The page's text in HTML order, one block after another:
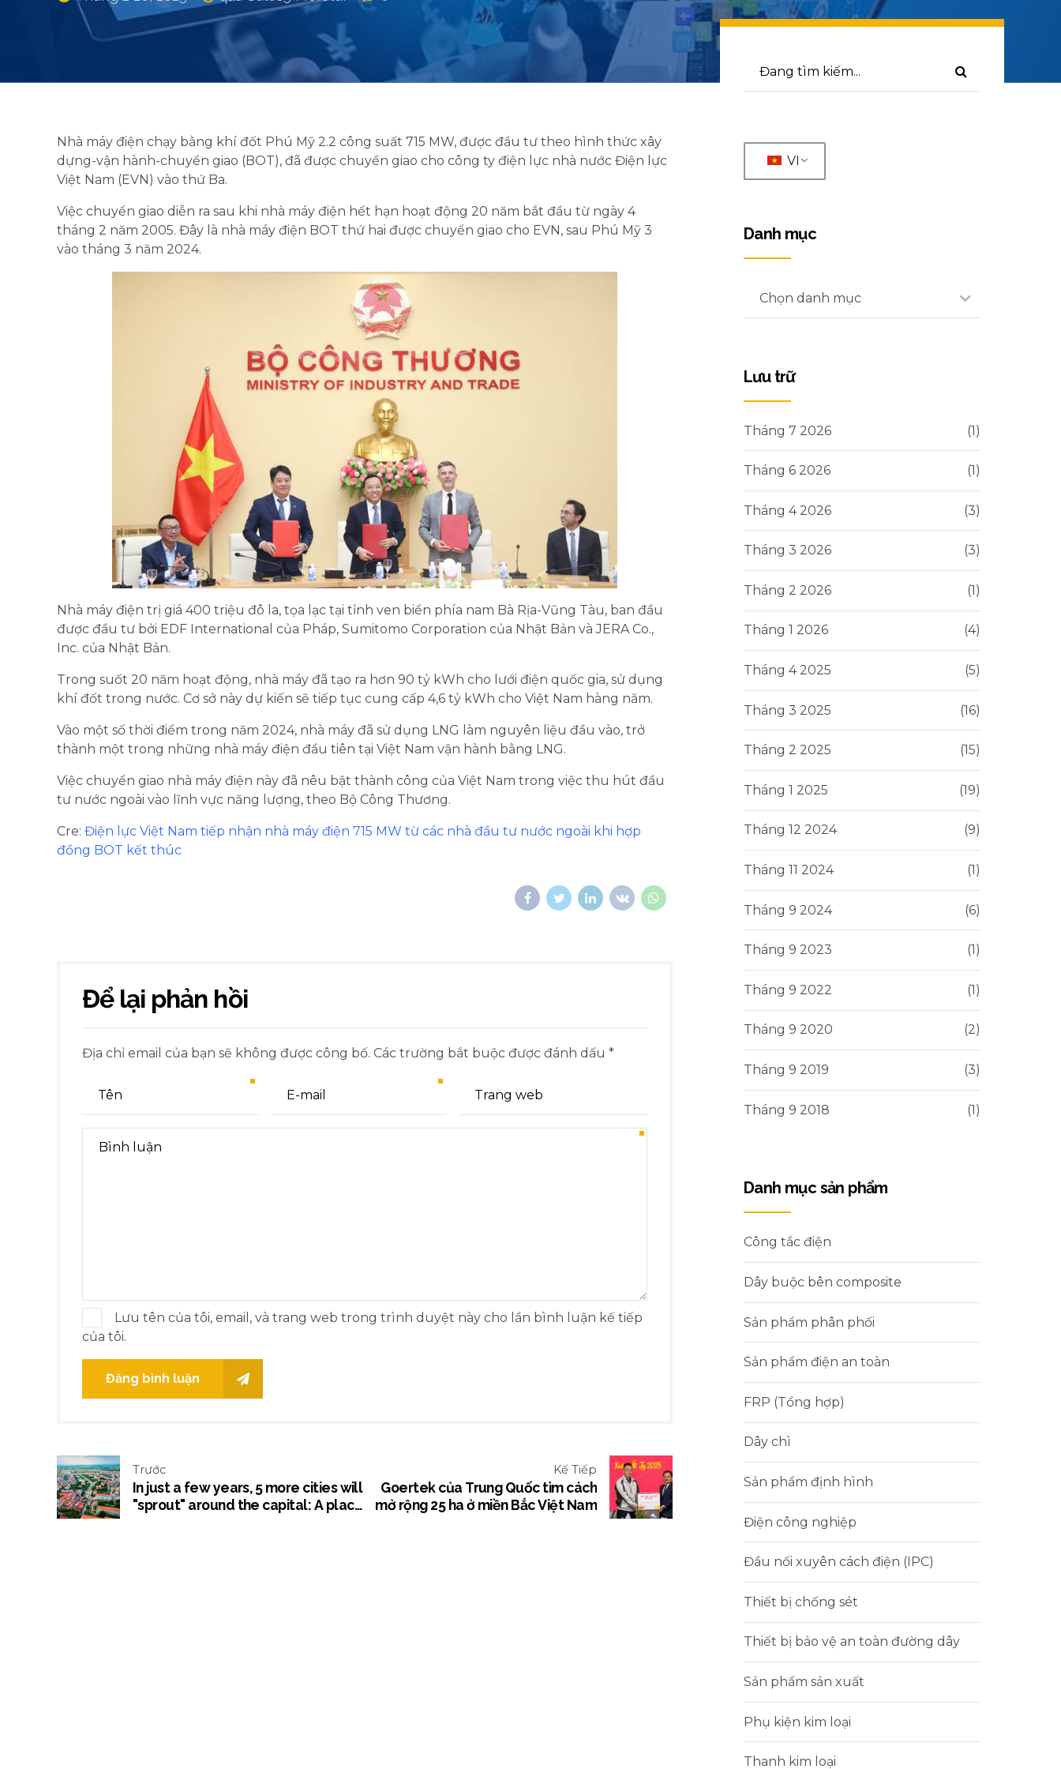
Nhà máy điện chạy bằng khí đốt Phú Mỹ 2.2 công suất 715 MW, được đầu tư theo hình thức xây
dựng-vận hành-chuyển giao (BOT), đã được chuyển giao cho công ty điện lực nhà nước Điện lực
Việt Nam (EVN) vào thứ Ba.
Việc chuyển giao diễn ra sau khi nhà máy điện hết hạn hoạt động 20 năm bắt đầu từ ngày 4
tháng 2 năm 2005. Đây là nhà máy điện BOT thứ hai được chuyển giao cho EVN, sau Phú Mỹ 3
vào tháng 3 năm 2024.
Nhà máy điện trị giá 400 triệu đô la, tọa lạc tại tỉnh ven biển phía nam Bà Rịa-Vũng Tàu, ban đầu
được đầu tư bởi EDF International của Pháp, Sumitomo Corporation của Nhật Bản và JERA Co.,
Inc. của Nhật Bản.
Trong suốt 20 năm hoạt động, nhà máy đã tạo ra hơn 90 tỷ kWh cho lưới điện quốc gia, sử dụng
khí đốt trong nước. Cơ sở này dự kiến ​​sẽ tiếp tục cung cấp 4,6 tỷ kWh cho Việt Nam hàng năm.
Vào một số thời điểm trong năm 2024, nhà máy đã sử dụng LNG làm nguyên liệu đầu vào, trở
thành một trong những nhà máy điện đầu tiên tại Việt Nam vận hành bằng LNG.
Việc chuyển giao nhà máy điện này đã nêu bật thành công của Việt Nam trong việc thu hút đầu
tư nước ngoài vào lĩnh vực năng lượng, theo Bộ Công Thương.
Cre: Điện lực Việt Nam tiếp nhận nhà máy điện 715 MW từ các nhà đầu tư nước ngoài khi hợp
đồng BOT kết thúc
Để lại phản hồi
Địa chỉ email của bạn sẽ không được công bố. Các trường bắt buộc được đánh dấu *
Lưu tên của tôi, email, và trang web trong trình duyệt này cho lần bình luận kế tiếp
của tôi.
Đăng bình luận
Trước
In just a few years, 5 more cities will
"sprout" around the capital: A place
Kế Tiếp
Goertek của Trung Quốc tìm cách
mở rộng 25 ha ở miền Bắc Việt Nam
VI
Danh mục
Chọn danh mục
Lưu trữ
Tháng 7 2026 (1)
Tháng 6 2026 (1)
Tháng 4 2026 (3)
Tháng 3 2026 (3)
Tháng 2 2026 (1)
Tháng 1 2026 (4)
Tháng 4 2025 (5)
Tháng 3 2025 (16)
Tháng 2 2025 (15)
Tháng 1 2025 (19)
Tháng 12 2024 (9)
Tháng 11 2024 (1)
Tháng 9 2024 (6)
Tháng 9 2023 (1)
Tháng 9 2022 (1)
Tháng 9 2020 (2)
Tháng 9 2019 (3)
Tháng 9 2018 (1)
Danh mục sản phẩm
Công tắc điện
Dây buộc bên composite
Sản phẩm phân phối
Sản phẩm điện an toàn
FRP (Tổng hợp)
Dây chì
Sản phẩm định hình
Điện công nghiệp
Đầu nối xuyên cách điện (IPC)
Thiết bị chống sét
Thiết bị bảo vệ an toàn đường dây
Sản phẩm sản xuất
Phụ kiện kim loại
Thanh kim loại